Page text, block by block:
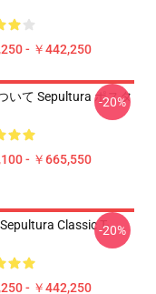
- ￥442,250
いて Sepultura ポスタ
- ￥665,550
-20%
Classic T-
- ￥442,250
-20%